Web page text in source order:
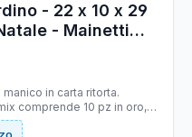
- 22 x 10 x 29
- Mainetti
in carta ritorta.